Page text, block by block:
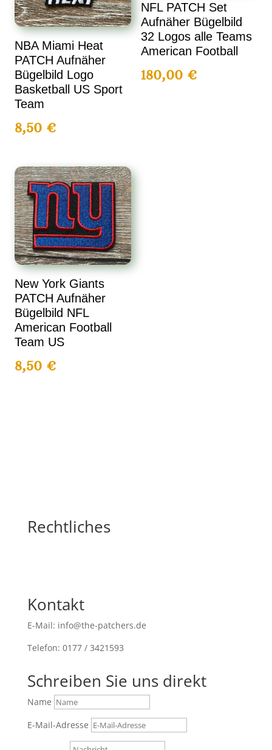
NBA Miami Heat
PATCH Aufnäher
Bügelbild Logo
Basketball US Sport
Team
8,50€
NFL PATCH Set
Aufnäher Bügelbild
32 Logos alle Teams
American Football
180,00 €
New York Giants
PATCH Aufnäher
Bügelbild NFL
American Football
Team US
8,50€
Rechtliches
Kontakt
E-Mail: info@the-patchers.de
Telefon: 0177 / 3421593
Schreiben Sie uns direkt
Name
E-Mail-Adresse